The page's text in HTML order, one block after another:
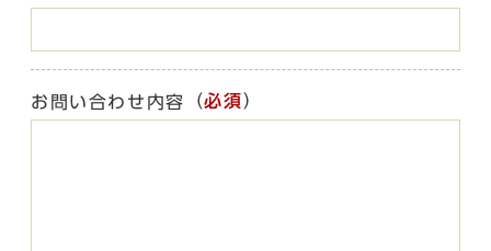
お問い合わせ内容 （必須）